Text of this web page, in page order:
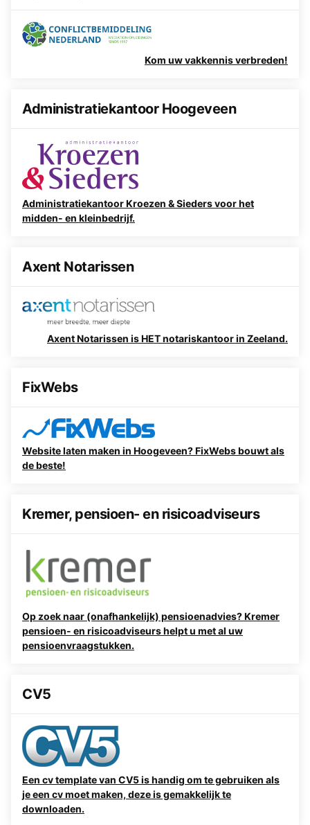
Kom uw vakkennis verbreden!
Administratiekantoor Hoogeveen
Administratiekantoor Kroezen & Sieders voor het
midden- en kleinbedrijf.
Axent Notarissen
Axent Notarissen is HET notariskantoor in Zeeland.
FixWebs
Website laten maken in Hoogeveen? FixWebs bouwt als
de beste!
Kremer, pensioen- en risicoadviseurs
Op zoek naar (onafhankelijk) pensioenadvies? Kremer
pensioen- en risicoadviseurs helpt u met al uw
pensioenvraagstukken.
CV5
Een cv template van CV5 is handig om te gebruiken als
je een cv moet maken, deze is gemakkelijk te
downloaden.